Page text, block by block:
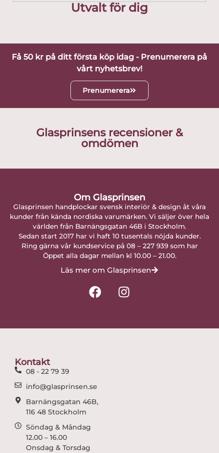
Utvalt för dig
Få 50 kr på ditt första köp idag - Prenumerera på
vårt nyhetsbrev!
Prenumerera
Glasprinsens recensioner &
omdömen
Om Glasprinsen
Glasprinsen handplockar svensk interiör & design åt våra
kunder från kända nordiska varumärken. Vi säljer över hela
världen från Barnängsgatan 46B i Stockholm.
Sedan start 2017 har vi haft 10 tusentals nöjda kunder.
Ring gärna vår kundservice på 08 – 227 939 som har
Öppet alla dagar mellan kl 10.00 – 21.00.
Läs mer om Glasprinsen
F
a
I
n
Kontakt
08 - 22 79 39
info@glasprinsen.se
Barnängsgatan 46B,
116 48 Stockholm
Söndag & Måndag
12.00 – 16.00
Onsdag & Torsdag